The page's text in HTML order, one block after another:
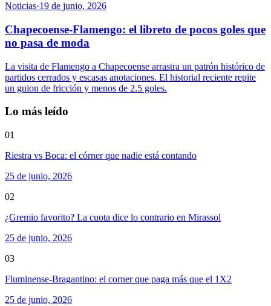
Noticias·19 de junio, 2026
Chapecoense-Flamengo: el libreto de pocos goles que
no pasa de moda
La visita de Flamengo a Chapecoense arrastra un patrón histórico de
partidos cerrados y escasas anotaciones. El historial reciente repite
un guion de fricción y menos de 2.5 goles.
Lo más leído
01
Riestra vs Boca: el córner que nadie está contando
25 de junio, 2026
02
¿Gremio favorito? La cuota dice lo contrario en Mirassol
25 de junio, 2026
03
Fluminense-Bragantino: el corner que paga más que el 1X2
25 de junio, 2026